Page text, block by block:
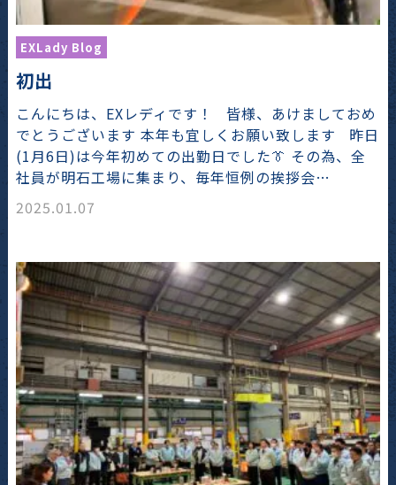
EXLady Blog
初出
こんにちは、EXレディです！ 皆様、あけましておめ
でとうございます 本年も宜しくお願い致します 昨日
(1月6日)は今年初めての出勤日でした👔 その為、全
社員が明石工場に集まり、毎年恒例の挨拶会…
2025.01.07